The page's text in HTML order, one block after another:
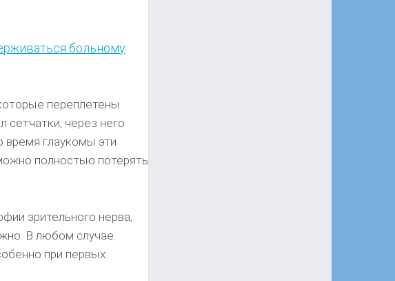
больному
переплетены
сетчатки, через него
время глаукомы эти
полностью потерять
зрительного нерва,
В любом случае
при первых